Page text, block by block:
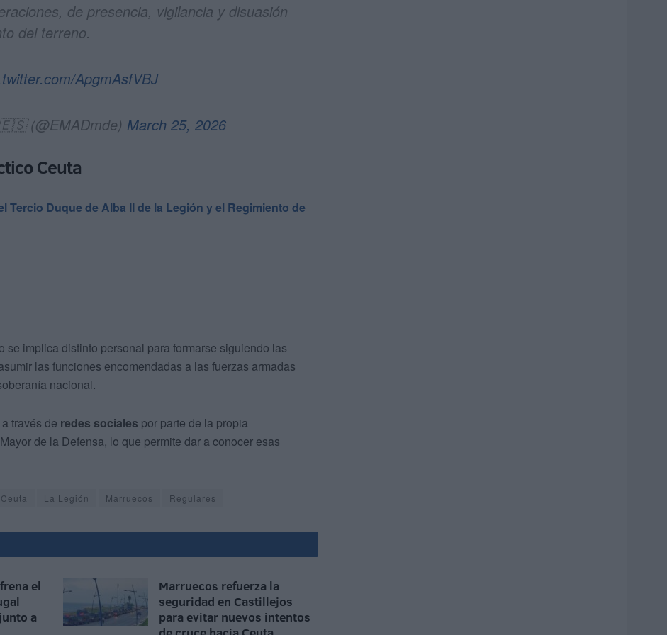
de presencia, vigilancia y disuasión
del terreno.
ApgmAsfVBJ
(@EMADmde) March 25, 2026
Ceuta
Tercio Duque de Alba II de la Legión y el Regimiento de
se implica distinto personal para formarse siguiendo las
las funciones encomendadas a las fuerzas armadas
nacional.
través de redes sociales por parte de la propia
de la Defensa, lo que permite dar a conocer esas
La Legión Marruecos Regulares
el
a
Marruecos refuerza la
seguridad en Castillejos
para evitar nuevos intentos